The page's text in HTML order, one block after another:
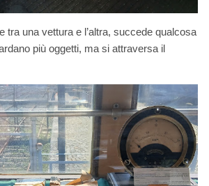
tra una vettura e l’altra, succede qualcosa
più oggetti, ma si attraversa il